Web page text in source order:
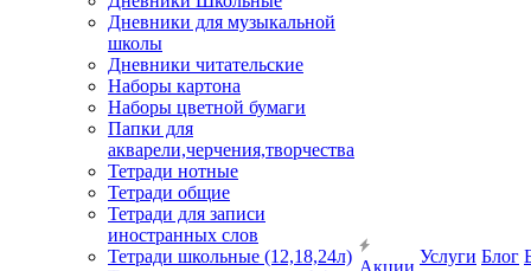
Дневники для музыкальной
школы
Дневники читательские
Наборы картона
Наборы цветной бумаги
Папки для
акварели,черчения,творчества
Тетради нотные
Тетради общие
Тетради для записи
иностранных слов
Тетради школьные (12,18,24л)
Акции
Услуги Блог